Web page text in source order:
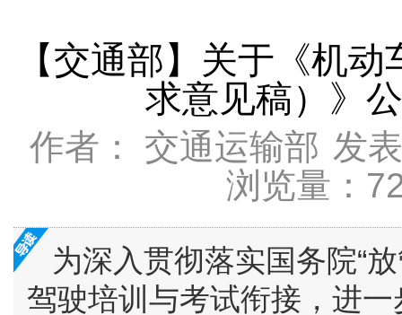
【交通部】关于《机
求意见稿）》
作者： 交通运输部 发
浏览量：
为深入贯彻落实国务院“
驾驶培训与考试衔接，进